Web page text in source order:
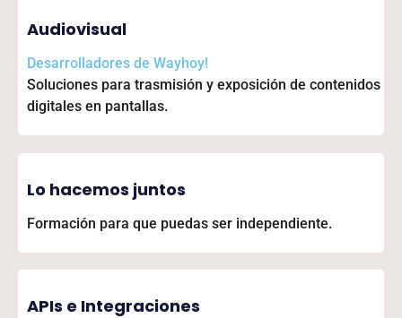
Audiovisual
Desarrolladores de Wayhoy!
Soluciones para trasmisión y exposición de contenidos
digitales en pantallas.
Lo hacemos juntos
Formación para que puedas ser independiente.
APIs e Integraciones